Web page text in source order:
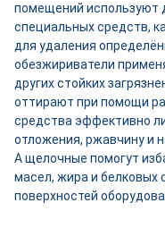
помещений используют
специальных средств,
для удаления
обезжириватели
других стойких
оттирают при помощи
средства эффективно
отложения, ржавчину и
А щелочные помогут
масел, жира и белковых
поверхностей